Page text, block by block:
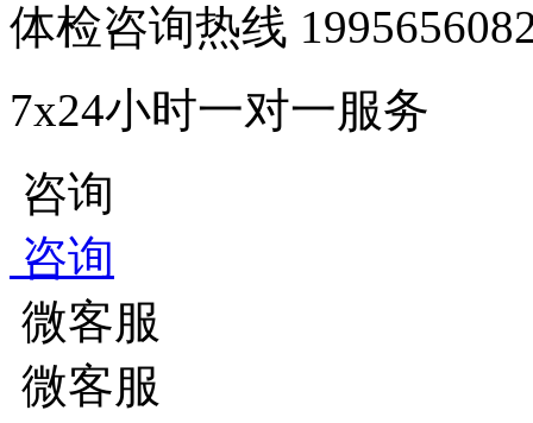
体检咨询热线
7x24小时一对一服务
咨询
咨询
微客服
微客服